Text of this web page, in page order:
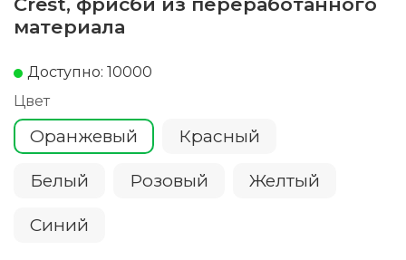
материала
Доступно: 10000
Цвет
Оранжевый Красный
Белый Розовый Желтый
Cиний